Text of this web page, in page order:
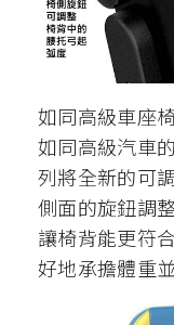
如同高級車座
如同高級汽車
列將全新的可
側面的旋鈕調
讓椅背能更符
好地承擔體重